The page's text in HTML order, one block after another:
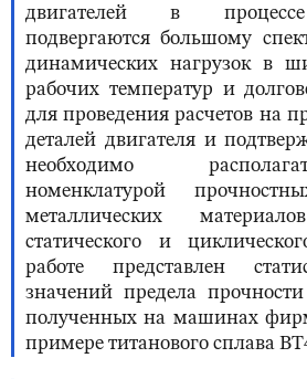
двигателей в
подвергаются большому
динамических нагрузок в
рабочих температур и
для проведения расчетов на
деталей двигателя и
необходимо
номенклатурой
металлических
статического и
работе представлен
значений предела
полученных на машинах
примере титанового сплава